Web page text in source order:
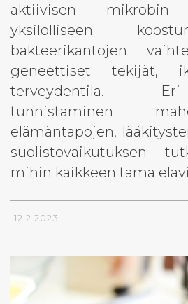
aktiivisen
yksilölliseen
bakteerikantojen
geneettiset tekijät,
terveydentila. Eri
tunnistaminen
elämäntapojen,
suolistovaikutuksen
mihin kaikkeen tämä
12.2.2023